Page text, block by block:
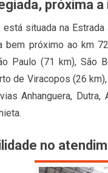
próxima
situada na
bem próximo ao km
Paulo (71 km), São
de Viracopos (26
Anhanguera, Dutra,
no